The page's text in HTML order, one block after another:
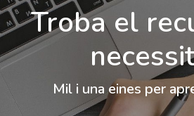
Troba el
Mil i una eines per